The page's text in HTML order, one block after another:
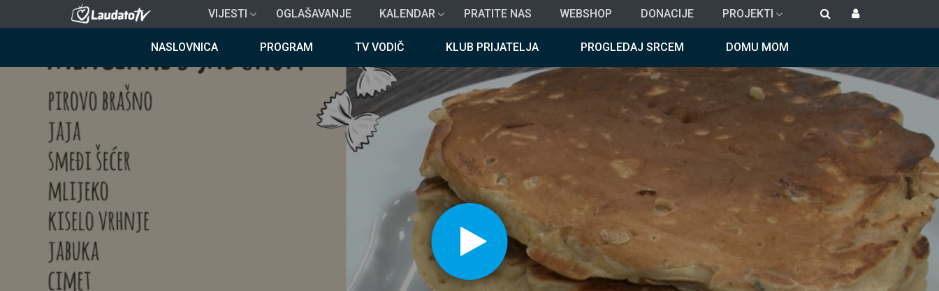
na
VIJESTI OGLAŠAVANJE KALENDAR PRATITE NAS WEBSHOP DONACIJE PROJEKTI
NASLOVNICA PROGRAM TV VODIČ KLUB PRIJATELJA PROGLEDAJ SRCEM DOMU MOM